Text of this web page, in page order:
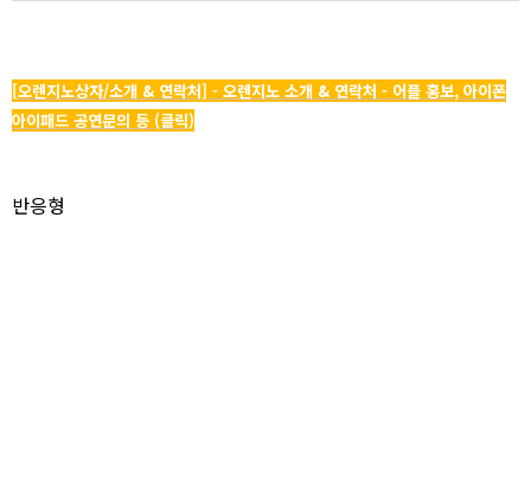
[오렌지노상자/소개 & 연락처] - 오렌지노 소개 & 연락처 - 어플 홍보, 아이폰
아이패드 공연문의 등 (클릭)
반응형